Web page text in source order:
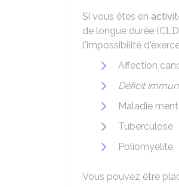
Si vous êtes en
de longue durée
l'impossibilité
Affection
Déficit
Maladie
Tuberculose
Poliomyélite.
Vous pouvez être